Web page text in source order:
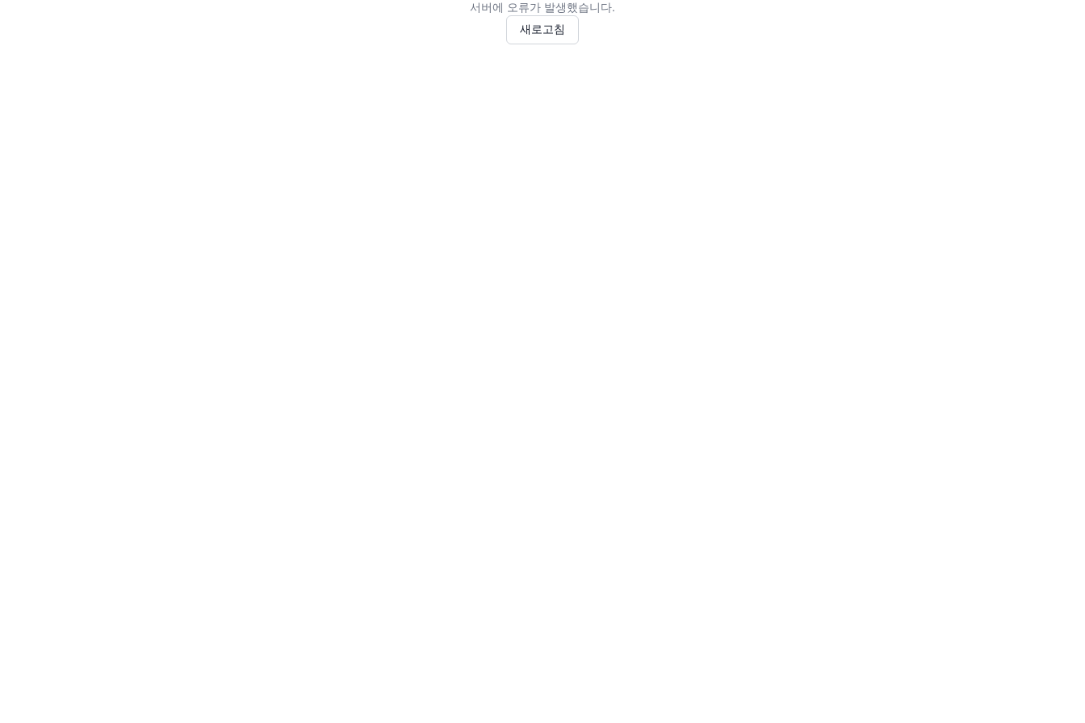
서버에 오류가 발생했습니다.
새로고침